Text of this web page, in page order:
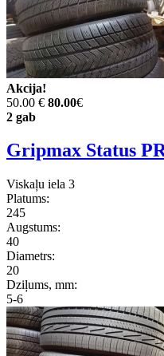
Akcija!
50.00 € 80.00€
2 gab
Gripmax Status
Viskaļu iela 3
Platums:
245
Augstums:
40
Diametrs:
20
Dziļums, mm:
5-6